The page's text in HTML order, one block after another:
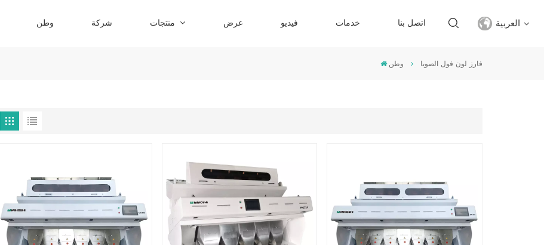
وطن شركة عرض فيديو خدمات اتصل بنا العربية
العربية
中文
وطن فارز لون فول الصويا